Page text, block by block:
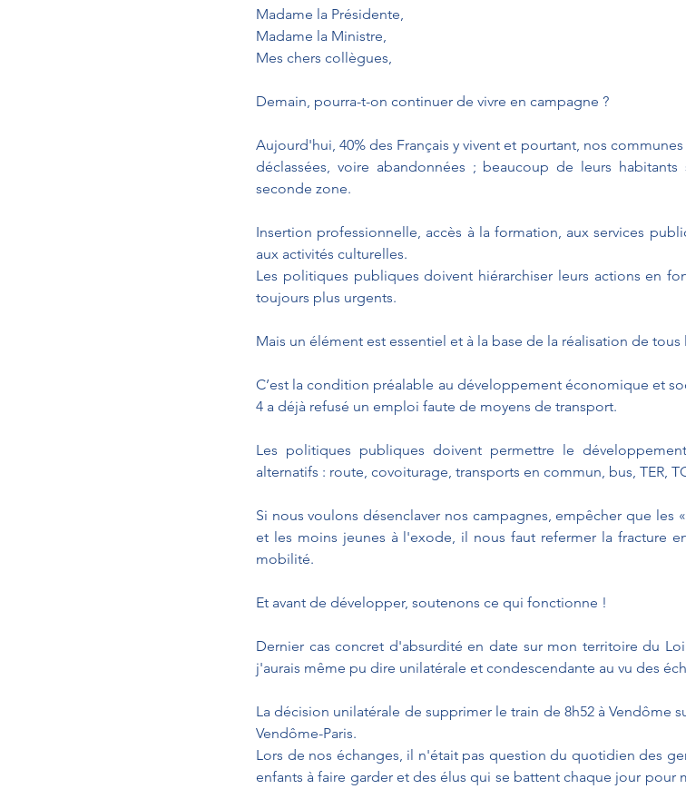
Madame la Présidente,
Madame la Ministre,
Mes chers collègues,
Demain, pourra-t-on continuer de vivre en campagne ?
Aujourd'hui, 40% des Français y vivent et pourtant, nos
déclassées, voire abandonnées ; beaucoup de leurs
seconde zone.
Insertion professionnelle, accès à la formation, aux services
aux activités culturelles.
Les politiques publiques doivent hiérarchiser leurs actions en
toujours plus urgents.
Mais un élément est essentiel et à la base de la réalisation de
C’est la condition préalable au développement économique et
4 a déjà refusé un emploi faute de moyens de transport.
Les politiques publiques doivent permettre le
alternatifs : route, covoiturage, transports en commun, bus, TER,
Si nous voulons désenclaver nos campagnes, empêcher que les
et les moins jeunes à l'exode, il nous faut refermer la fracture
mobilité.
Et avant de développer, soutenons ce qui fonctionne !
Dernier cas concret d'absurdité en date sur mon territoire du
j'aurais même pu dire unilatérale et condescendante au vu des
La décision unilatérale de supprimer le train de 8h52 à Vendôme
Vendôme-Paris.
Lors de nos échanges, il n'était pas question du quotidien des
enfants à faire garder et des élus qui se battent chaque jour pour